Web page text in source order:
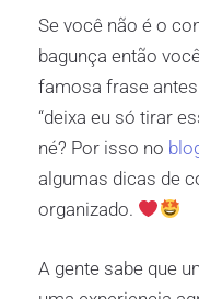
Se você não é o
bagunça então
famosa frase
“deixa eu só tirar
né? Por isso no
algumas dicas de
organizado.
A gente sabe que